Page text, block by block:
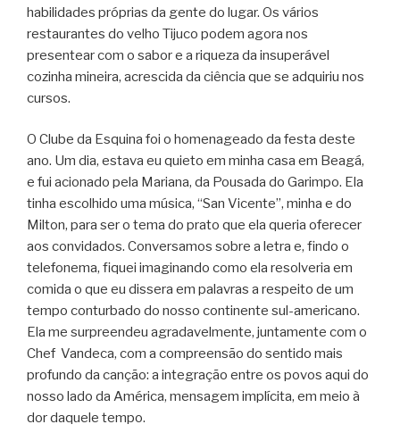
habilidades próprias da gente do lugar. Os vários
restaurantes do velho Tijuco podem agora nos
presentear com o sabor e a riqueza da insuperável
cozinha mineira, acrescida da ciência que se adquiriu nos
cursos.
O Clube da Esquina foi o homenageado da festa deste
ano. Um dia, estava eu quieto em minha casa em Beagá,
e fui acionado pela Mariana, da Pousada do Garimpo. Ela
tinha escolhido uma música, “San Vicente”, minha e do
Milton, para ser o tema do prato que ela queria oferecer
aos convidados. Conversamos sobre a letra e, findo o
telefonema, fiquei imaginando como ela resolveria em
comida o que eu dissera em palavras a respeito de um
tempo conturbado do nosso continente sul-americano.
Ela me surpreendeu agradavelmente, juntamente com o
Chef Vandeca, com a compreensão do sentido mais
profundo da canção: a integração entre os povos aqui do
nosso lado da América, mensagem implícita, em meio à
dor daquele tempo.